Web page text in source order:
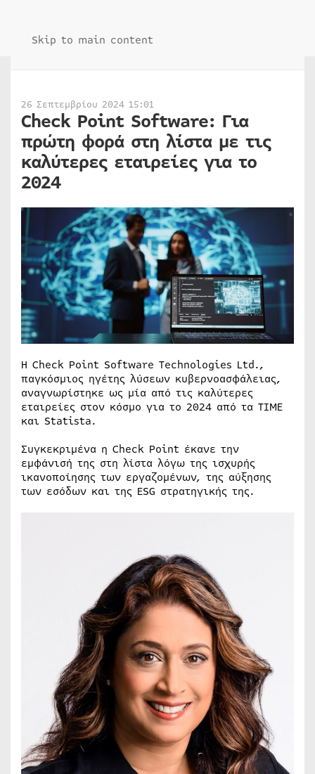
Skip to main content
26 Σεπτεμβρίου 2024 15:01
Check Point Software: Για
πρώτη φορά στη λίστα με τις
καλύτερες εταιρείες για το
2024
Η Check Point Software Technologies Ltd.,
παγκόσμιος ηγέτης λύσεων κυβερνοασφάλειας,
αναγνωρίστηκε ως μία από τις καλύτερες
εταιρείες στον κόσμο για το 2024 από τα TIME
και Statista.
Συγκεκριμένα η Check Point έκανε την
εμφάνισή της στη λίστα λόγω της ισχυρής
ικανοποίησης των εργαζομένων, της αύξησης
των εσόδων και της ESG στρατηγικής της.